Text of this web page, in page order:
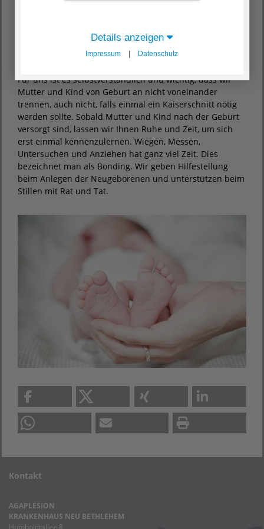
Krankenhausroutine gestellt. Wir fördern den intensiven,
bewussten und natürlichen Kontakt zwischen
Neugeborenen und Eltern und den Geschwistern.
Für uns ist es selbstverständlich und wichtig, dass wir
Mutter und Kind von Geburt an nicht voneinander
trennen, auch nicht, falls einmal ein Kaiserschnitt nötig
werden sollte. Sobald Mutter und Kind nach der Geburt
versorgt sind, lassen wir Ihnen Ruhe und Zeit, um sich
erst einmal kennenzulernen. Wiegen, Messen,
Untersuchen und Anziehen hat ganz viel Zeit. Dies
bezeichnet man als Bonding. Wir geben Hilfestellung
beim Anlegen der Neugeborenen und unterstützen beim
Stillen mit Rat und Tat.
Kontakt
AGAPLESION
KRANKENHAUS NEU BETHLEHEM
Humboldtallee 8
Details anzeigen
Impressum Datenschutz